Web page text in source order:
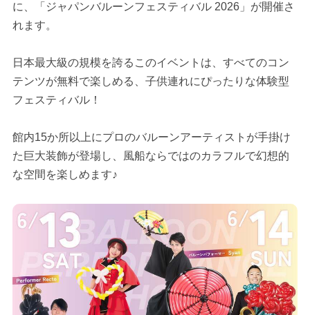
に、「ジャパンバルーンフェスティバル 2026」が開催さ
れます。
日本最大級の規模を誇るこのイベントは、すべてのコン
テンツが無料で楽しめる、子供連れにぴったりな体験型
フェスティバル！
館内15か所以上にプロのバルーンアーティストが手掛け
た巨大装飾が登場し、風船ならではのカラフルで幻想的
な空間を楽しめます♪